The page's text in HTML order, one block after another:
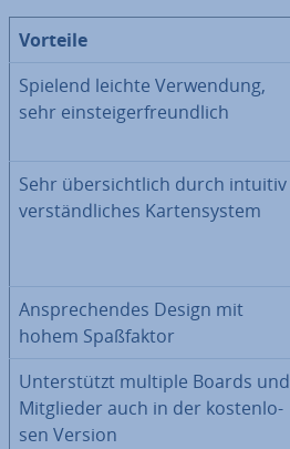
Vorteile
Spielend leichte Ver­wen­dung,
sehr ein­steig­er­freund­lich
Sehr über­sicht­lich durch intuitiv
ver­ständ­li­ches Kar­ten­sys­tem
An­spre­chen­des Design mit
hohem Spaß­fak­tor
Un­ter­stützt multiple Boards und
Mit­glie­der auch in der kos­ten­lo­
sen Version